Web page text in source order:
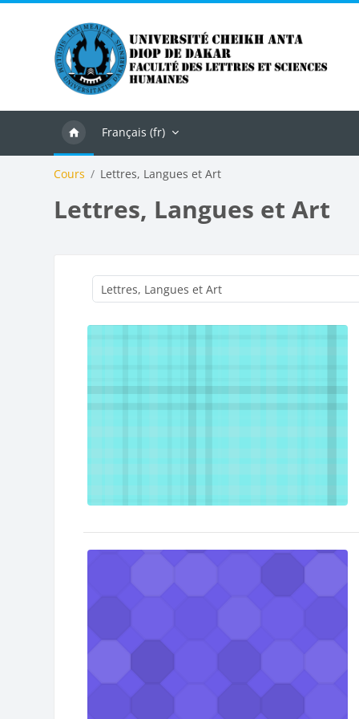
Français ‎(fr)‎
Cours Lettres, Langues et Art
Lettres, Langues et Art